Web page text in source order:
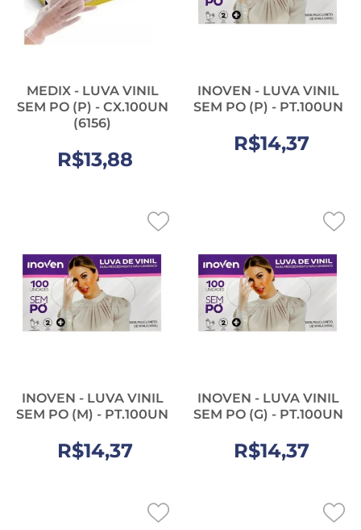
MEDIX - LUVA VINIL
SEM PO (P) - CX.100UN
(6156)
R$13,88
INOVEN - LUVA VINIL
SEM PO (P) - PT.100UN
R$14,37
INOVEN - LUVA VINIL
SEM PO (M) - PT.100UN
R$14,37
INOVEN - LUVA VINIL
SEM PO (G) - PT.100UN
R$14,37